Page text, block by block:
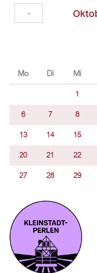
«
Mo Di Mi
1
6 7 8
13 14 15
20 21 22
27 28 29